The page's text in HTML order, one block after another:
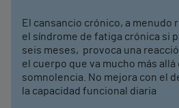
El cansancio crónico, a menudo
el síndrome de fatiga crónica si
seis meses, provoca una
el cuerpo que va mucho más allá
somnolencia. No mejora con el
la capacidad funcional diaria